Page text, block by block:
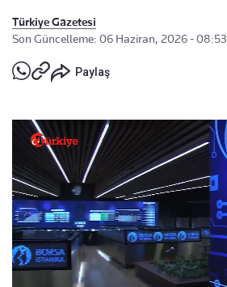
Türkiye Gazetesi
Son Güncelleme: 06 Haziran, 2026 - 08:53
Paylaş